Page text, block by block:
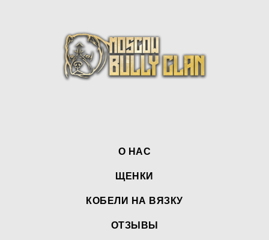
О НАС
ЩЕНКИ
КОБЕЛИ НА ВЯЗКУ
ОТЗЫВЫ